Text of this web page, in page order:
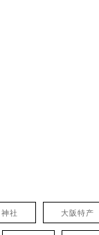
神社 大阪特产